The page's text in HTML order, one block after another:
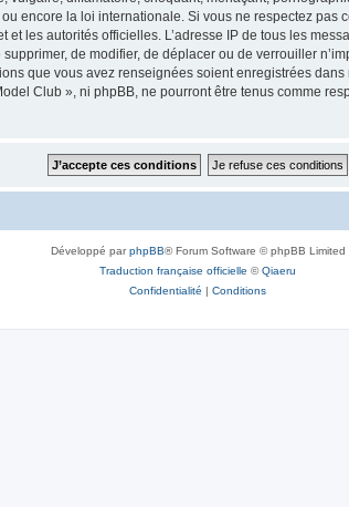
encore la loi internationale. Si vous ne respectez
les autorités officielles. L’adresse IP de tous les
de modifier, de déplacer ou de verrouiller
que vous avez renseignées soient enregistrées
Club », ni phpBB, ne pourront être tenus comme
Développé parphpBB® Forum Software © phpBB Limited
Traduction française officielle ©Qiaeru
Confidentialité | Conditions